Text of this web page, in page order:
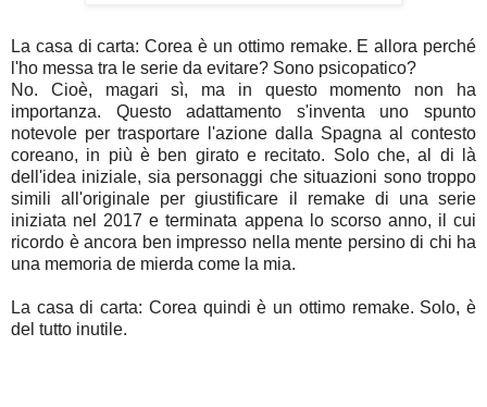
La casa di carta: Corea è un ottimo remake. E allora perché
l'ho messa tra le serie da evitare? Sono psicopatico?
No. Cioè, magari sì, ma in questo momento non ha
importanza. Questo adattamento s'inventa uno spunto
notevole per trasportare l'azione dalla Spagna al contesto
coreano, in più è ben girato e recitato. Solo che, al di là
dell'idea iniziale, sia personaggi che situazioni sono troppo
simili all'originale per giustificare il remake di una serie
iniziata nel 2017 e terminata appena lo scorso anno, il cui
ricordo è ancora ben impresso nella mente persino di chi ha
una memoria de mierda come la mia.
La casa di carta: Corea quindi è un ottimo remake. Solo, è
del tutto inutile.